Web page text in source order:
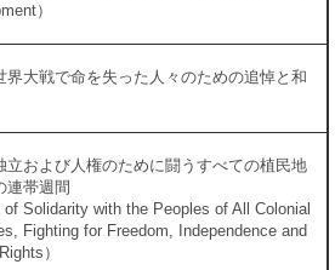
）
界大戦で命を失った人々のための追悼と和
立および人権のために闘うすべての植民地
連帯週間
of Solidarity with the Peoples of All Colonial
Fighting for Freedom, Independence and
）